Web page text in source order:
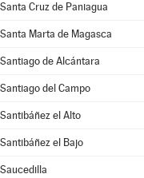
Santa Cruz de Paniagua
Santa Marta de Magasca
Santiago de Alcántara
Santiago del Campo
Santibáñez el Alto
Santibáñez el Bajo
Saucedilla